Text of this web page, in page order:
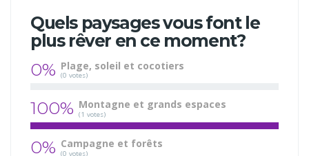
Quels paysages vous font le
plus rêver en ce moment?
0% Plage, soleil et cocotiers
(0 votes)
100% Montagne et grands espaces
(1 votes)
0% Campagne et forêts
(0 votes)